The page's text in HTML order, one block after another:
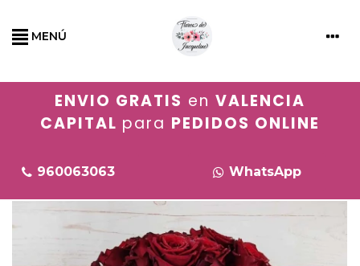
MENÚ
ENVIO GRATIS en VALENCIA
CAPITAL para PEDIDOS ONLINE
960063063 WhatsApp